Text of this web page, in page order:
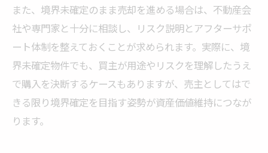
また、境界未確定のまま売却を進める場合は、不動産会
社や専門家と十分に相談し、リスク説明とアフターサポ
ート体制を整えておくことが求められます。実際に、境
界未確定物件でも、買主が用途やリスクを理解したうえ
で購入を決断するケースもありますが、売主としてはで
きる限り境界確定を目指す姿勢が資産価値維持につなが
ります。